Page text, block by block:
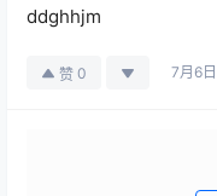
ddghhjm
赞 0 7月6日